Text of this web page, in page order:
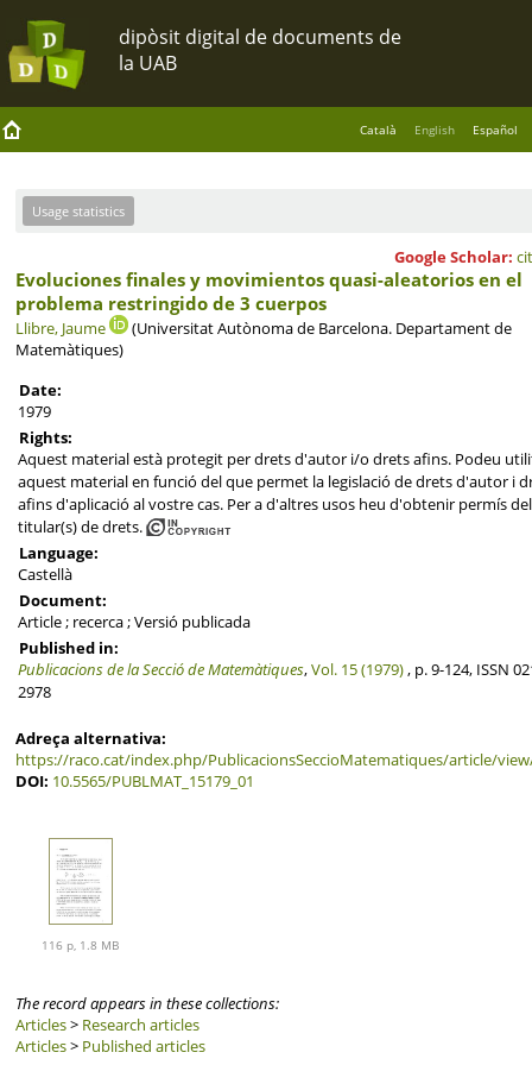
Català English Español
Usage statistics
Google Scholar:
Evoluciones finales y movimientos quasi-aleatorios en el
problema restringido de 3 cuerpos
Llibre, Jaume
(Universitat Autònoma de Barcelona. Departament de
Matemàtiques)
Date:
1979
Rights:
Aquest material està protegit per drets d'autor i/o drets afins. Podeu
aquest material en funció del que permet la legislació de drets d'autor i
afins d'aplicació al vostre cas. Per a d'altres usos heu d'obtenir permís
titular(s) de drets.
Language:
Castellà
Document:
Article ; recerca ; Versió publicada
Published in:
Publicacions de la Secció de Matemàtiques,Vol. 15 (1979), p. 9-124, ISSN
2978
Adreça alternativa:
https://raco.cat/index.php/PublicacionsSeccioMatematiques/article/
DOI: 10.5565/PUBLMAT_15179_01
116 p, 1.8 MB
The record appears in these collections:
Articles> Research articles
Articles> Published articles